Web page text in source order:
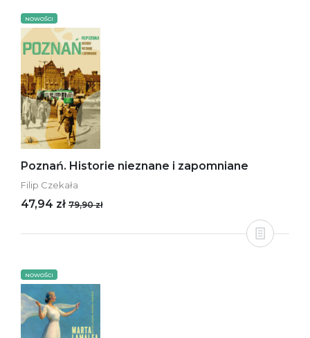
NOWOŚCI
Poznań. Historie nieznane i zapomniane
Filip Czekała
47,94 zł 79,90 zł
NOWOŚCI